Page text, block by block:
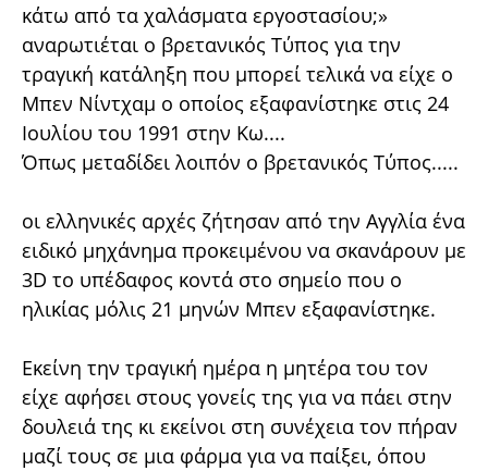
κάτω από τα χαλάσματα εργοστασίου;»
αναρωτιέται ο βρετανικός Τύπος για την
τραγική κατάληξη που μπορεί τελικά να είχε ο
Μπεν Νίντχαμ ο οποίος εξαφανίστηκε στις 24
Ιουλίου του 1991 στην Κω....
Όπως μεταδίδει λοιπόν ο βρετανικός Τύπος.....
οι ελληνικές αρχές ζήτησαν από την Αγγλία ένα
ειδικό μηχάνημα προκειμένου να σκανάρουν με
3D το υπέδαφος κοντά στο σημείο που ο
ηλικίας μόλις 21 μηνών Μπεν εξαφανίστηκε.
Εκείνη την τραγική ημέρα η μητέρα του τον
είχε αφήσει στους γονείς της για να πάει στην
δουλειά της κι εκείνοι στη συνέχεια τον πήραν
μαζί τους σε μια φάρμα για να παίξει, όπου